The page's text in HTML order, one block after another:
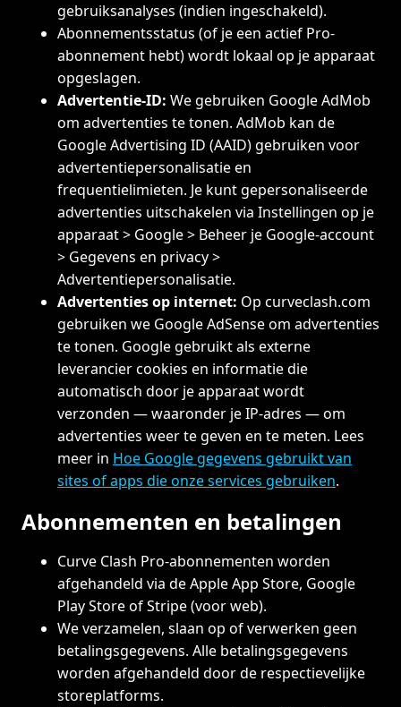
gebruiksanalyses (indien ingeschakeld).
Abonnementsstatus (of je een actief Pro-
abonnement hebt) wordt lokaal op je apparaat
opgeslagen.
Advertentie-ID: We gebruiken Google AdMob
om advertenties te tonen. AdMob kan de
Google Advertising ID (AAID) gebruiken voor
advertentiepersonalisatie en
frequentielimieten. Je kunt gepersonaliseerde
advertenties uitschakelen via Instellingen op je
apparaat > Google > Beheer je Google-account
> Gegevens en privacy >
Advertentiepersonalisatie.
Advertenties op internet: Op curveclash.com
gebruiken we Google AdSense om advertenties
te tonen. Google gebruikt als externe
leverancier cookies en informatie die
automatisch door je apparaat wordt
verzonden — waaronder je IP-adres — om
advertenties weer te geven en te meten. Lees
meer in Hoe Google gegevens gebruikt van
sites of apps die onze services gebruiken.
Abonnementen en betalingen
Curve Clash Pro-abonnementen worden
afgehandeld via de Apple App Store, Google
Play Store of Stripe (voor web).
We verzamelen, slaan op of verwerken geen
betalingsgegevens. Alle betalingsgegevens
worden afgehandeld door de respectievelijke
storeplatforms.